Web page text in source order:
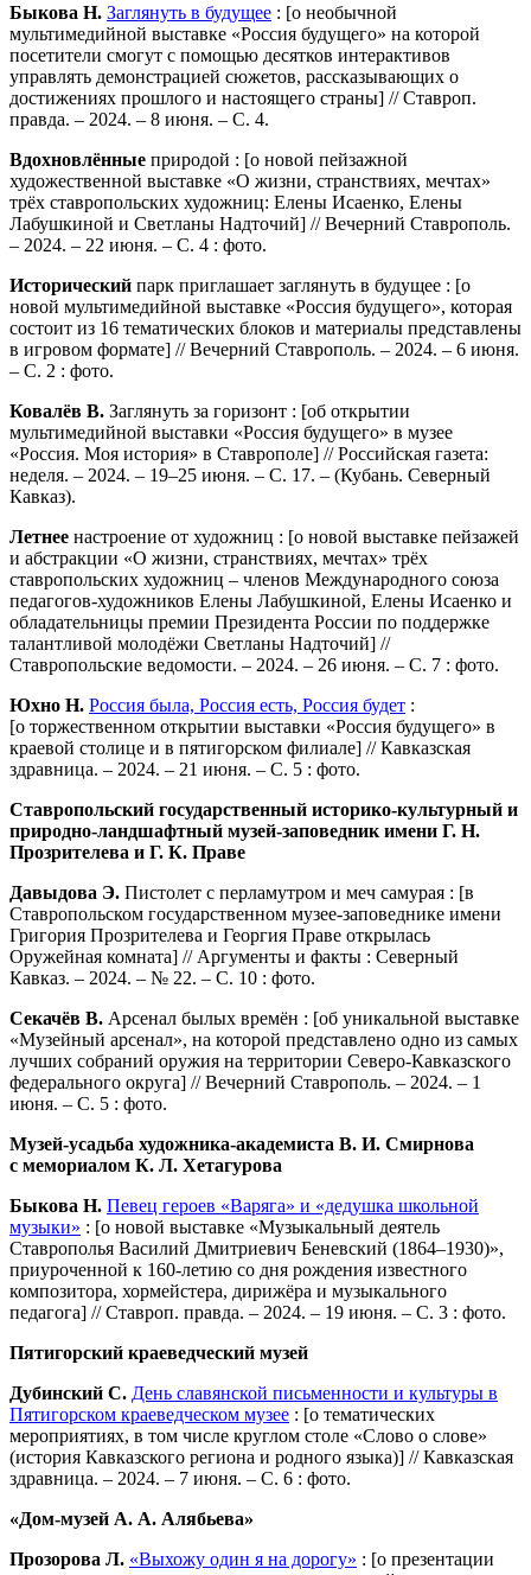
Быкова Н. Заглянуть в будущее : [о необычной
мультимедийной выставке «Россия будущего» на которой
посетители смогут с помощью десятков интерактивов
управлять демонстрацией сюжетов, рассказывающих о
достижениях прошлого и настоящего страны] // Ставроп.
правда. – 2024. – 8 июня. – С. 4.
Вдохновлённые природой : [о новой пейзажной
художественной выставке «О жизни, странствиях, мечтах»
трёх ставропольских художниц: Елены Исаенко, Елены
Лабушкиной и Светланы Надточий] // Вечерний Ставрополь.
– 2024. – 22 июня. – С. 4 : фото.
Исторический парк приглашает заглянуть в будущее : [о
новой мультимедийной выставке «Россия будущего», которая
состоит из 16 тематических блоков и материалы представлены
в игровом формате] // Вечерний Ставрополь. – 2024. – 6 июня.
– С. 2 : фото.
Ковалёв В. Заглянуть за горизонт : [об открытии
мультимедийной выставки «Россия будущего» в музее
«Россия. Моя история» в Ставрополе] // Российская газета:
неделя. – 2024. – 19–25 июня. – С. 17. – (Кубань. Северный
Кавказ).
Летнее настроение от художниц : [о новой выставке пейзажей
и абстракции «О жизни, странствиях, мечтах» трёх
ставропольских художниц – членов Международного союза
педагогов-художников Елены Лабушкиной, Елены Исаенко и
обладательницы премии Президента России по поддержке
талантливой молодёжи Светланы Надточий] //
Ставропольские ведомости. – 2024. – 26 июня. – С. 7 : фото.
Юхно Н. Россия была, Россия есть, Россия будет :
[о торжественном открытии выставки «Россия будущего» в
краевой столице и в пятигорском филиале] // Кавказская
здравница. – 2024. – 21 июня. – С. 5 : фото.
Ставропольский государственный историко-культурный и
природно-ландшафтный музей-заповедник имени Г. Н.
Прозрителева и Г. К. Праве
Давыдова Э. Пистолет с перламутром и меч самурая : [в
Ставропольском государственном музее-заповеднике имени
Григория Прозрителева и Георгия Праве открылась
Оружейная комната] // Аргументы и факты : Северный
Кавказ. – 2024. – № 22. – С. 10 : фото.
Секачёв В. Арсенал былых времён : [об уникальной выставке
«Музейный арсенал», на которой представлено одно из самых
лучших собраний оружия на территории Северо-Кавказского
федерального округа] // Вечерний Ставрополь. – 2024. – 1
июня. – С. 5 : фото.
Музей-усадьба художника-академиста В. И. Смирнова
с мемориалом К. Л. Хетагурова
Быкова Н. Певец героев «Варяга» и «дедушка школьной
музыки» : [о новой выставке «Музыкальный деятель
Ставрополья Василий Дмитриевич Беневский (1864–1930)»,
приуроченной к 160-летию со дня рождения известного
композитора, хормейстера, дирижёра и музыкального
педагога] // Ставроп. правда. – 2024. – 19 июня. – С. 3 : фото.
Пятигорский краеведческий музей
Дубинский С. День славянской письменности и культуры в
Пятигорском краеведческом музее : [о тематических
мероприятиях, в том числе круглом столе «Слово о слове»
(история Кавказского региона и родного языка)] // Кавказская
здравница. – 2024. – 7 июня. – С. 6 : фото.
«Дом-музей А. А. Алябьева»
Прозорова Л. «Выхожу один я на дорогу» : [о презентации